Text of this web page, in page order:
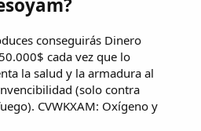
conseguirás Dinero
cada vez que lo
la salud y la armadura al
(solo contra
CVWKXAM: Oxígeno y